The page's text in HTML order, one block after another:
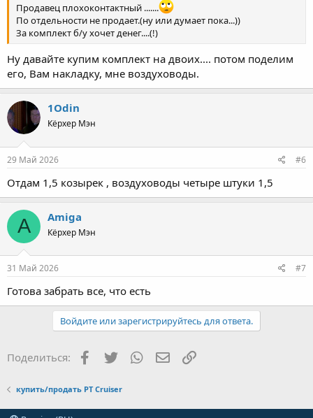
Продавец плохоконтактный .......
По отдельности не продает.(ну или думает пока...))
За комплект б/у хочет денег....(!)
Ну давайте купим комплект на двоих.... потом поделим
его, Вам накладку, мне воздуховоды.
1Odin
Кёрхер Мэн
29 Май 2026 #6
Отдам 1,5 козырек , воздуховоды четыре штуки 1,5
A Amiga
Кёрхер Мэн
31 Май 2026 #7
Готова забрать все, что есть
Войдите или зарегистрируйтесь для ответа.
Поделиться: Facebook
TwitterWhatsAppЭлектронная почта
Ссылка
купить/продать PT Cruiser